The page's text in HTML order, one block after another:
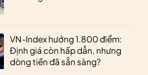
VN-Index hướng 1.800 điểm:
Định giá còn hấp dẫn, nhưng
dòng tiền đã sẵn sàng?